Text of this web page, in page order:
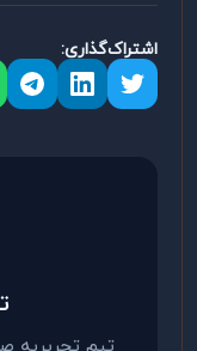
اشتراک‌گذاری: